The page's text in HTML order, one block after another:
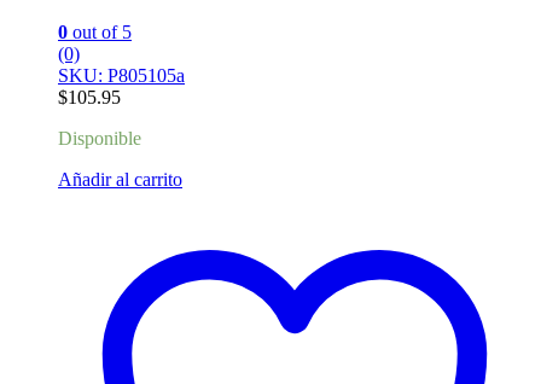
0 out of 5
(0)
SKU: P805105a
$105.95
Disponible
Añadir al carrito